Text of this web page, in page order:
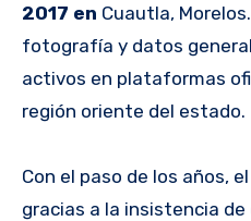
2017 en Cuautla,
fotografía y datos
activos en plataformas
región oriente del estado.
Con el paso de los años,
gracias a la insistencia